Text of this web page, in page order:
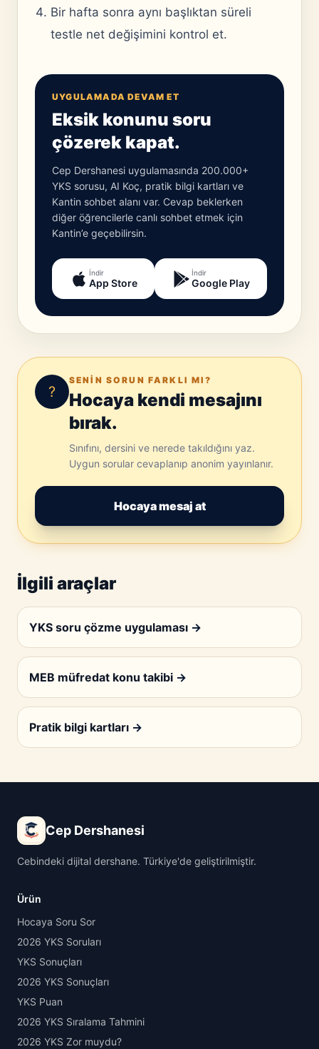
Bir hafta sonra aynı başlıktan süreli
testle net değişimini kontrol et.
UYGULAMADA DEVAM ET
Eksik konunu soru
çözerek kapat.
Cep Dershanesi uygulamasında 200.000+
YKS sorusu, AI Koç, pratik bilgi kartları ve
Kantin sohbet alanı var. Cevap beklerken
diğer öğrencilerle canlı sohbet etmek için
Kantin’e geçebilirsin.
İndir
App Store
İndir
Google Play
?
SENIN SORUN FARKLI MI?
Hocaya kendi mesajını
bırak.
Sınıfını, dersini ve nerede takıldığını yaz.
Uygun sorular cevaplanıp anonim yayınlanır.
Hocaya mesaj at
İlgili araçlar
YKS soru çözme uygulaması →
MEB müfredat konu takibi →
Pratik bilgi kartları →
Cep Dershanesi
Cebindeki dijital dershane. Türkiye'de geliştirilmiştir.
Ürün
Hocaya Soru Sor
2026 YKS Soruları
YKS Sonuçları
2026 YKS Sonuçları
YKS Puan
2026 YKS Sıralama Tahmini
2026 YKS Zor muydu?